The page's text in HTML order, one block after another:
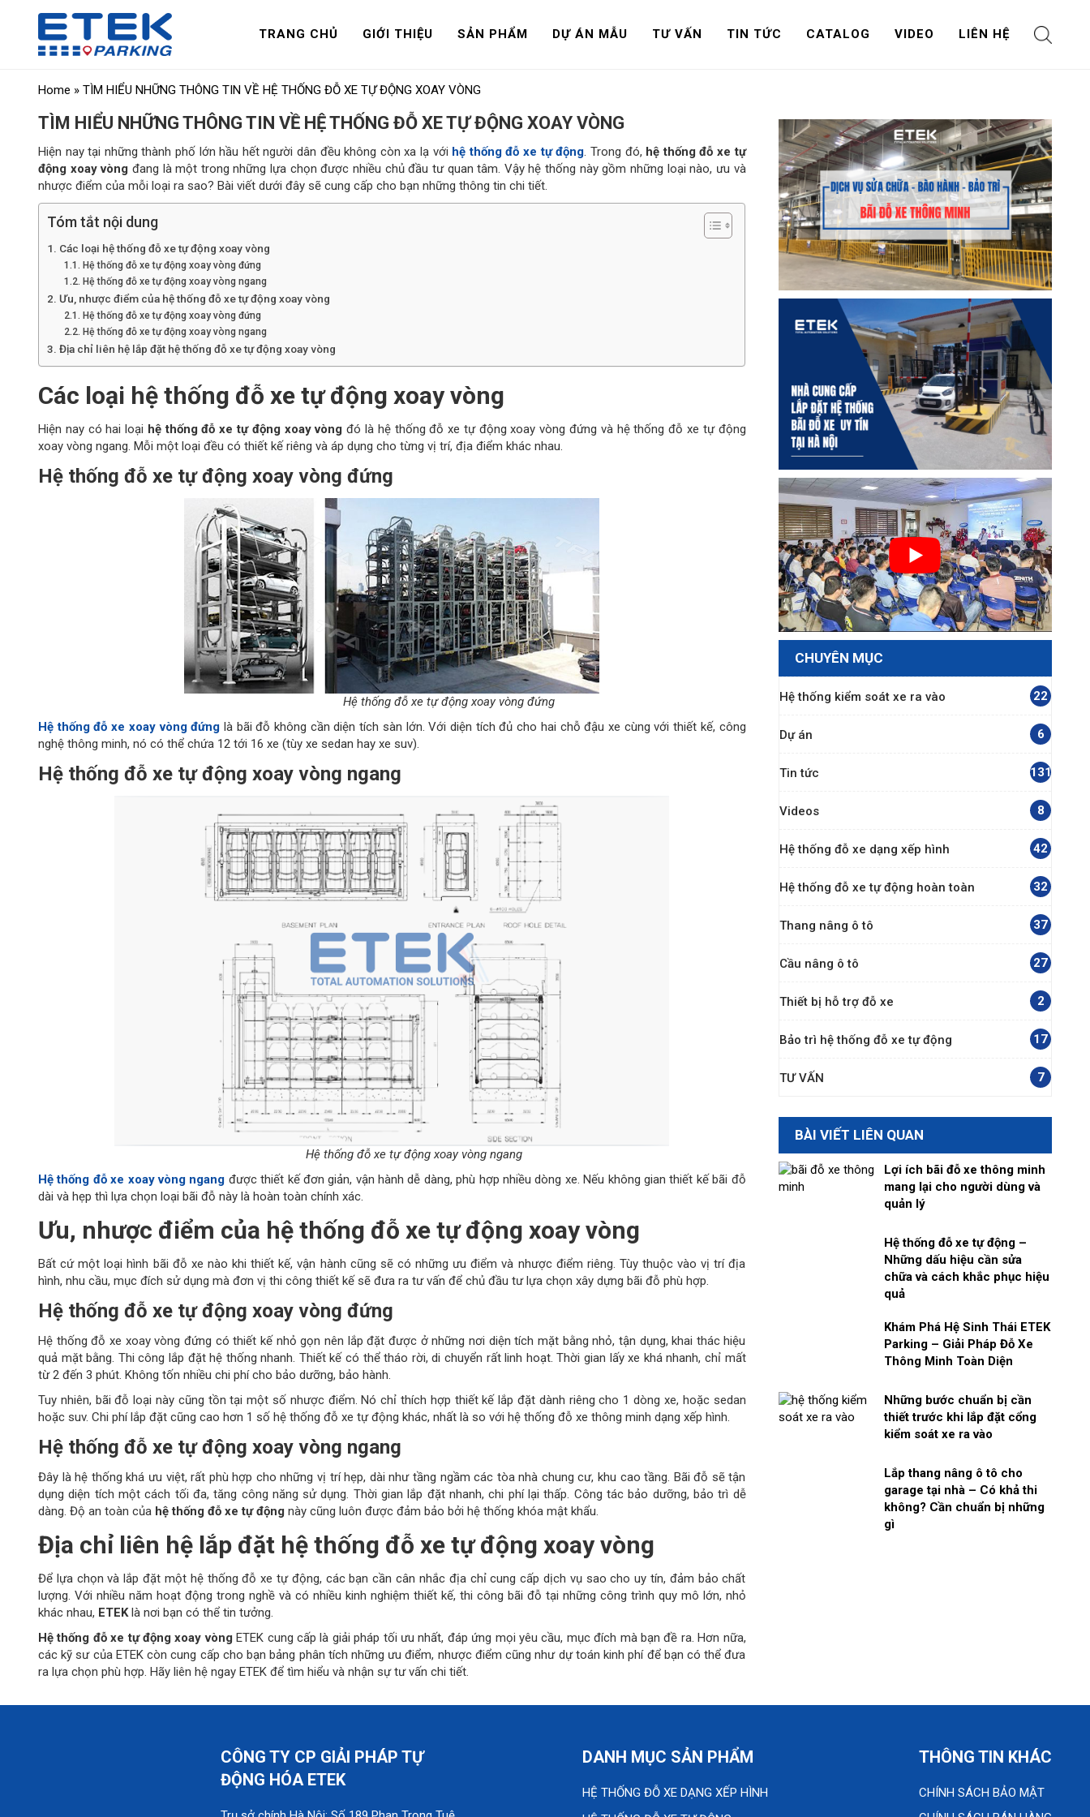
TRANG CHỦ GIỚI THIỆU SẢN PHẨM DỰ ÁN MẪU TƯ VẤN TIN TỨC CATALOG VIDEO LIÊN HỆ
Home » TÌM HIỂU NHỮNG THÔNG TIN VỀ HỆ THỐNG ĐỖ XE TỰ ĐỘNG XOAY VÒNG
TÌM HIỂU NHỮNG THÔNG TIN VỀ HỆ THỐNG ĐỖ XE TỰ ĐỘNG XOAY VÒNG
Hiện nay tại những thành phố lớn hầu hết người dân đều không còn xa lạ với hệ thống đỗ xe tự động. Trong đó, hệ thống đỗ xe tự
động xoay vòng đang là một trong những lựa chọn được nhiều chủ đầu tư quan tâm. Vậy hệ thống này gồm những loại nào, ưu và
nhược điểm của mỗi loại ra sao? Bài viết dưới đây sẽ cung cấp cho bạn những thông tin chi tiết.
Tóm tắt nội dung
Các loại hệ thống đỗ xe tự động xoay vòng
Hệ thống đỗ xe tự động xoay vòng đứng
Hệ thống đỗ xe tự động xoay vòng ngang
Ưu, nhược điểm của hệ thống đỗ xe tự động xoay vòng
Hệ thống đỗ xe tự động xoay vòng đứng
Hệ thống đỗ xe tự động xoay vòng ngang
Địa chỉ liên hệ lắp đặt hệ thống đỗ xe tự động xoay vòng
Các loại hệ thống đỗ xe tự động xoay vòng
Hiện nay có hai loại hệ thống đỗ xe tự động xoay vòng đó là hệ thống đỗ xe tự động xoay vòng đứng và hệ thống đỗ xe tự động
xoay vòng ngang. Mỗi một loại đều có thiết kế riêng và áp dụng cho từng vị trí, địa điểm khác nhau.
Hệ thống đỗ xe tự động xoay vòng đứng
Hệ thống đỗ xe tự động xoay vòng đứng
Hệ thống đỗ xe xoay vòng đứng là bãi đỗ không cần diện tích sàn lớn. Với diện tích đủ cho hai chỗ đậu xe cùng với thiết kế, công
nghệ thông minh, nó có thể chứa 12 tới 16 xe (tùy xe sedan hay xe suv).
Hệ thống đỗ xe tự động xoay vòng ngang
Hệ thống đỗ xe tự động xoay vòng ngang
Hệ thống đỗ xe xoay vòng ngang được thiết kế đơn giản, vận hành dễ dàng, phù hợp nhiều dòng xe. Nếu không gian thiết kế bãi đỗ
dài và hẹp thì lựa chọn loại bãi đỗ này là hoàn toàn chính xác.
Ưu, nhược điểm của hệ thống đỗ xe tự động xoay vòng
Bất cứ một loại hình bãi đỗ xe nào khi thiết kế, vận hành cũng sẽ có những ưu điểm và nhược điểm riêng. Tùy thuộc vào vị trí địa
hình, nhu cầu, mục đích sử dụng mà đơn vị thi công thiết kế sẽ đưa ra tư vấn để chủ đầu tư lựa chọn xây dựng bãi đỗ phù hợp.
Hệ thống đỗ xe tự động xoay vòng đứng
Hệ thống đỗ xe xoay vòng đứng có thiết kế nhỏ gọn nên lắp đặt được ở những nơi diện tích mặt bằng nhỏ, tận dụng, khai thác hiệu
quả mặt bằng. Thi công lắp đặt hệ thống nhanh. Thiết kế có thể tháo rời, di chuyển rất linh hoạt. Thời gian lấy xe khá nhanh, chỉ mất
từ 2 đến 3 phút. Không tốn nhiều chi phí cho bảo dưỡng, bảo hành.
Tuy nhiên, bãi đỗ loại này cũng tồn tại một số nhược điểm. Nó chỉ thích hợp thiết kế lắp đặt dành riêng cho 1 dòng xe, hoặc sedan
hoặc suv. Chi phí lắp đặt cũng cao hơn 1 số hệ thống đỗ xe tự động khác, nhất là so với hệ thống đỗ xe thông minh dạng xếp hình.
Hệ thống đỗ xe tự động xoay vòng ngang
Đây là hệ thống khá ưu việt, rất phù hợp cho những vị trí hẹp, dài như tầng ngầm các tòa nhà chung cư, khu cao tầng. Bãi đỗ sẽ tận
dụng diện tích một cách tối đa, tăng công năng sử dụng. Thời gian lắp đặt nhanh, chi phí lại thấp. Công tác bảo dưỡng, bảo trì dễ
dàng. Độ an toàn của hệ thống đỗ xe tự động này cũng luôn được đảm bảo bởi hệ thống khóa mật khẩu.
Địa chỉ liên hệ lắp đặt hệ thống đỗ xe tự động xoay vòng
Để lựa chọn và lắp đặt một hệ thống đỗ xe tự động, các bạn cần cân nhắc địa chỉ cung cấp dịch vụ sao cho uy tín, đảm bảo chất
lượng. Với nhiều năm hoạt động trong nghề và có nhiều kinh nghiệm thiết kế, thi công bãi đỗ tại những công trình quy mô lớn, nhỏ
khác nhau, ETEKlà nơi bạn có thể tin tưởng.
Hệ thống đỗ xe tự động xoay vòng ETEK cung cấp là giải pháp tối ưu nhất, đáp ứng mọi yêu cầu, mục đích mà bạn đề ra. Hơn nữa,
các kỹ sư của ETEK còn cung cấp cho bạn bảng phân tích những ưu điểm, nhược điểm cũng như dự toán kinh phí để bạn có thể đưa
ra lựa chọn phù hợp. Hãy liên hệ ngay ETEK để tìm hiểu và nhận sự tư vấn chi tiết.
CHUYÊN MỤC
Hệ thống kiểm soát xe ra vào 22
Dự án 6
Tin tức 131
Videos 8
Hệ thống đỗ xe dạng xếp hình 42
Hệ thống đỗ xe tự động hoàn toàn 32
Thang nâng ô tô 37
Cầu nâng ô tô 27
Thiết bị hỗ trợ đỗ xe 2
Bảo trì hệ thống đỗ xe tự động 17
TƯ VẤN 7
BÀI VIẾT LIÊN QUAN
Lợi ích bãi đỗ xe thông minh
mang lại cho người dùng và
quản lý
Hệ thống đỗ xe tự động –
Những dấu hiệu cần sửa
chữa và cách khắc phục hiệu
quả
Khám Phá Hệ Sinh Thái ETEK
Parking – Giải Pháp Đỗ Xe
Thông Minh Toàn Diện
Những bước chuẩn bị cần
thiết trước khi lắp đặt cổng
kiểm soát xe ra vào
Lắp thang nâng ô tô cho
garage tại nhà – Có khả thi
không? Cần chuẩn bị những
gì
CÔNG TY CP GIẢI PHÁP TỰ
ĐỘNG HÓA ETEK
DANH MỤC SẢN PHẨM
HỆ THỐNG ĐỖ XE DẠNG XẾP HÌNH
THÔNG TIN KHÁC
CHÍNH SÁCH BẢO MẬT